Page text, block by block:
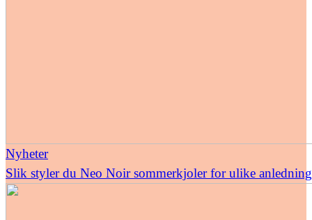
Nyheter
Slik styler du Neo Noir sommerkjoler for ulike